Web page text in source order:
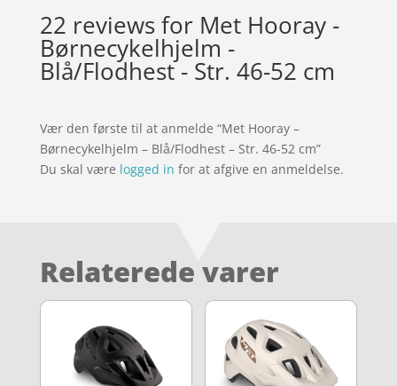
22 reviews for Met Hooray -
Børnecykelhjelm -
Blå/Flodhest - Str. 46-52 cm
Vær den første til at anmelde “Met Hooray –
Børnecykelhjelm – Blå/Flodhest – Str. 46-52 cm”
Du skal være logged in for at afgive en anmeldelse.
Relaterede varer